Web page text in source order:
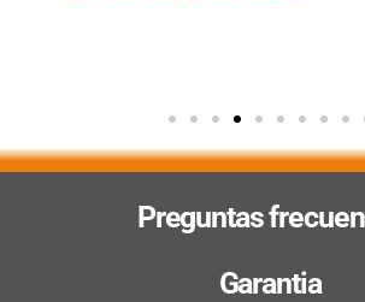
Preguntas
Garantia